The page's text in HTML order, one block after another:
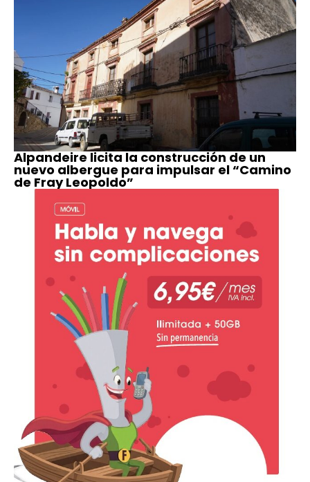
Alpandeire licita la construcción de un
nuevo albergue para impulsar el “Camino
de Fray Leopoldo”